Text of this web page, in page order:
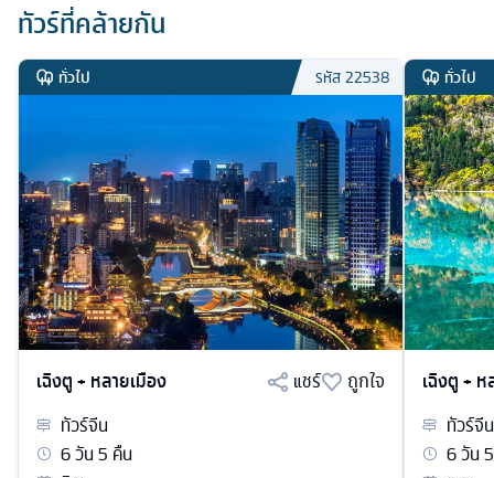
ทัวร์ที่คล้ายกัน
ทั่วไป รหัส22538
เฉิงตู + หลายเมือง แชร์
ถูกใจ
ทัวร์จีน
6วัน5 คืน
ทั่วไป
เฉิงตู +
ทัวร์จีน
6วัน5